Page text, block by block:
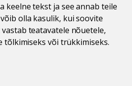
keelne tekst ja see annab teile
olla kasulik, kui soovite
teatavatele nõuetele,
tõlkimiseks või trükkimiseks.